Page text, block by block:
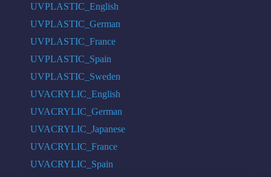
UVPLASTIC_English
UVPLASTIC_German
UVPLASTIC_France
UVPLASTIC_Spain
UVPLASTIC_Sweden
UVACRYLIC_English
UVACRYLIC_German
UVACRYLIC_Japanese
UVACRYLIC_France
UVACRYLIC_Spain